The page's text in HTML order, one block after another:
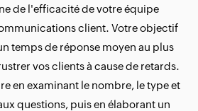
de l'efficacité de votre équipe
client. Votre objectif
temps de réponse moyen au plus
vos clients à cause de retards.
en examinant le nombre, le type et
questions, puis en élaborant un